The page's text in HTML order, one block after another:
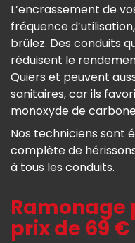
L’encrassement de
fréquence
brûlez. Des conduits
réduisent le
Quiers et peuvent
sanitaires, car ils
monoxyde de
Nos techniciens sont
complète de
à tous les conduits.
Ramonage
prix de 69 €